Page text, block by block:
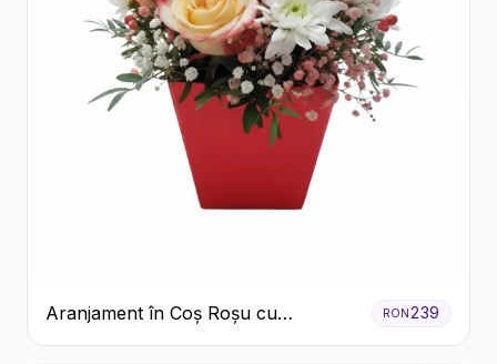
Aranjament în Coș Roșu cu
Trandafiri și Crizanteme Albe
RON239